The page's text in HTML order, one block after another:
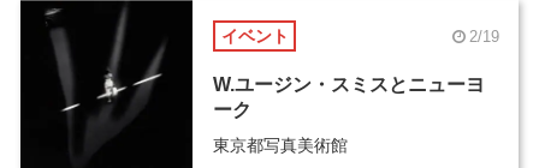
イベント 2/19
W.ユージン・スミスとニューヨ
ーク
東京都写真美術館